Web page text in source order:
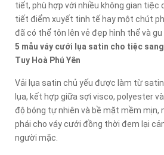
tiết, phù hợp với nhiều không gian tiệc
tiết điểm xuyết tinh tế hay một chút
đã có thể tôn lên vẻ đẹp hình thể và
5 mẫu váy cưới lụa satin cho tiệc
Tuy Hoà Phú Yên
Vải lụa satin chủ yếu được làm từ
lụa, kết hợp giữa sợi visco, polyester
độ bóng tự nhiên và bề mặt mềm mịn,
phái cho váy cưới đồng thời đem lại
người mặc.